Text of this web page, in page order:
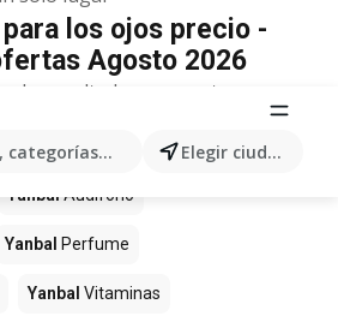
categorías, productos... Elegir ciudad
para los ojos precio -
Agosto 2026
resultados para este
en tiendas Yanbal
Yanbal Audifono
Yanbal Perfume
Yanbal Vitaminas